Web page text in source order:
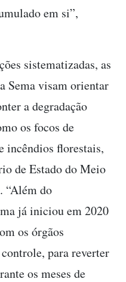
em si”,
sistematizadas, as
Sema visam orientar
a degradação
os focos de
incêndios florestais,
de Estado do Meio
“Além do
já iniciou em 2020
os órgãos
para reverter
os meses de